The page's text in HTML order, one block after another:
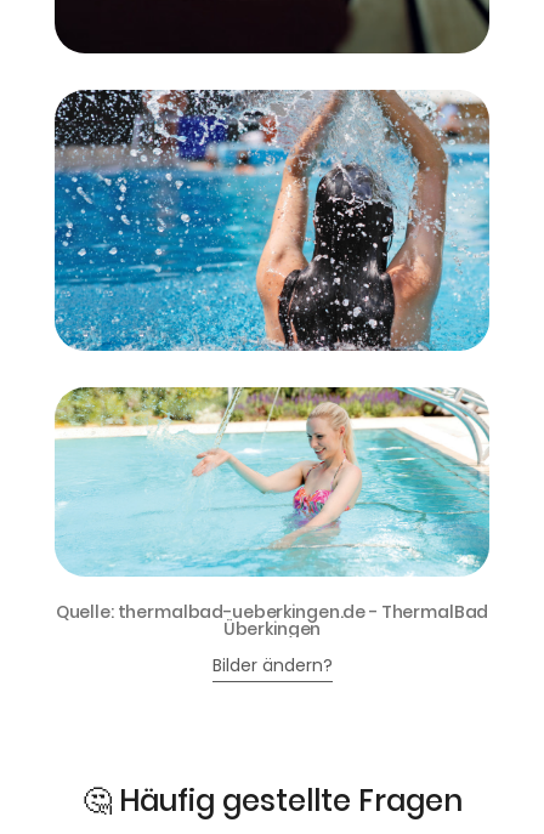
Quelle: thermalbad-ueberkingen.de - ThermalBad
Überkingen
Bilder ändern?
🤔 Häufig gestellte Fragen